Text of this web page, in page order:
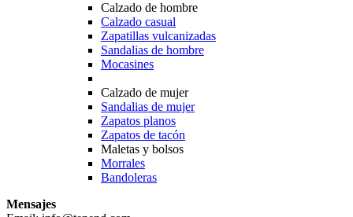
Calzado de hombre
Calzado casual
Zapatillas vulcanizadas
Sandalias de hombre
Mocasines
Calzado de mujer
Sandalias de mujer
Zapatos planos
Zapatos de tacón
Maletas y bolsos
Morrales
Bandoleras
Mensajes